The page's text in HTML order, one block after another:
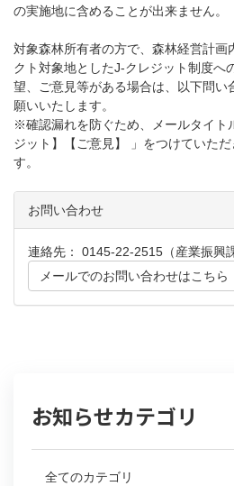
の実施地に含めることが出来ません。
対象森林所有者の方で、森林経営計画
クト対象地としたJ-クレジット制度へ
望、ご意見等がある場合は、以下問い
願いいたします。
※確認漏れを防ぐため、メールタイト
ジット】【ご意見】 」をつけていた
す。
お問い合わせ
連絡先： 0145-22-2515（産業振興課
メールでのお問い合わせはこちら
お知らせカテゴリ
全てのカテゴリ